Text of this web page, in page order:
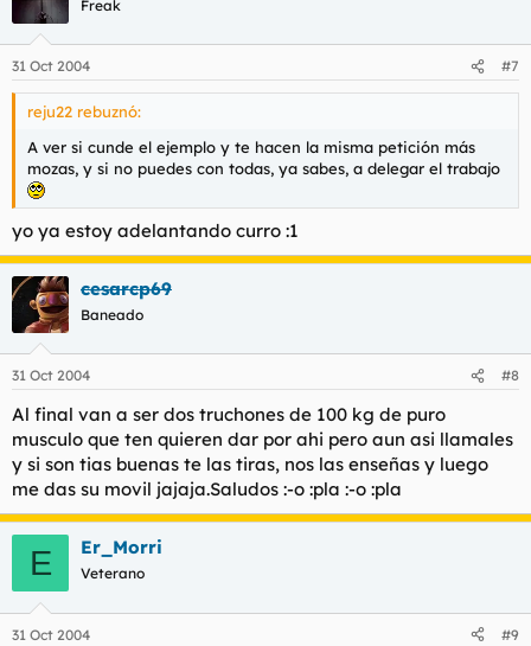
Freak
31 Oct 2004 #7
reju22 rebuznó:
A ver si cunde el ejemplo y te hacen la misma petición más
mozas, y si no puedes con todas, ya sabes, a delegar el trabajo
yo ya estoy adelantando curro :1
cesarcp69
Baneado
31 Oct 2004 #8
Al final van a ser dos truchones de 100 kg de puro
musculo que ten quieren dar por ahi pero aun asi llamales
y si son tias buenas te las tiras, nos las enseñas y luego
me das su movil jajaja.Saludos :-o :pla :-o :pla
E Er_Morri
Veterano
31 Oct 2004 #9